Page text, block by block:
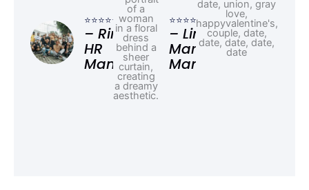
⭐⭐⭐⭐⭐
– Rina,
HR
Manager
⭐⭐⭐⭐⭐
– Linda,
Marketing
Manager